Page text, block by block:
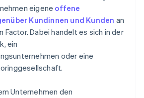
eigene offene
Kundinnen und Kunden an
Factor. Dabei handelt es sich in der
ein
oder eine
Unternehmen den